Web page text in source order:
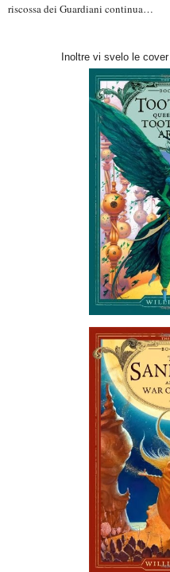
riscossa dei Guardiani continua…
Inoltre vi svelo le